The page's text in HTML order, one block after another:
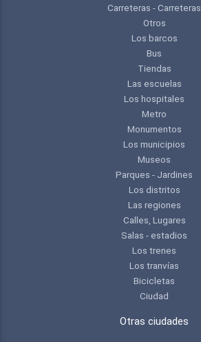
Carreteras - Carreteras
Otros
Los barcos
Bus
Tiendas
Las escuelas
Los hospitales
Metro
Monumentos
Los municipios
Museos
Parques - Jardines
Los distritos
Las regiones
Calles, Lugares
Salas - estadios
Los trenes
Los tranvías
Bicicletas
Ciudad
Otras ciudades